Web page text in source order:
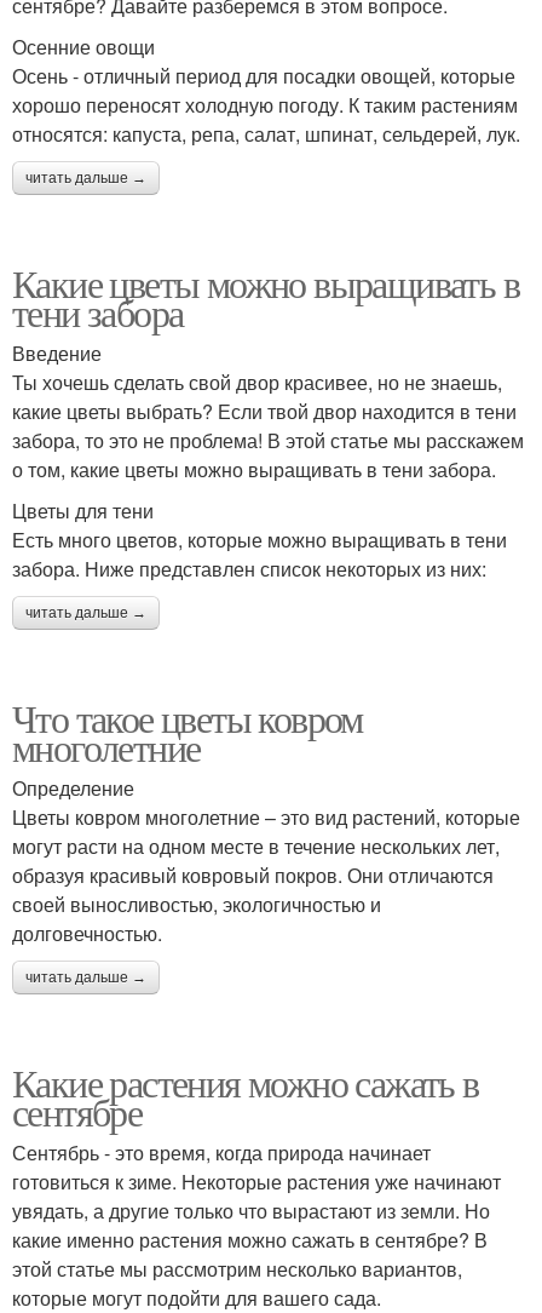
Осенние овощи
Осень - отличный период для посадки овощей, которые
хорошо переносят холодную погоду. К таким растениям
относятся: капуста, репа, салат, шпинат, сельдерей, лук.
читать дальше →
Какие цветы можно выращивать в
тени забора
Введение
Ты хочешь сделать свой двор красивее, но не знаешь,
какие цветы выбрать? Если твой двор находится в тени
забора, то это не проблема! В этой статье мы расскажем
о том, какие цветы можно выращивать в тени забора.
Цветы для тени
Есть много цветов, которые можно выращивать в тени
забора. Ниже представлен список некоторых из них:
читать дальше →
Что такое цветы ковром
многолетние
Определение
Цветы ковром многолетние – это вид растений, которые
могут расти на одном месте в течение нескольких лет,
образуя красивый ковровый покров. Они отличаются
своей выносливостью, экологичностью и
долговечностью.
читать дальше →
Какие растения можно сажать в
сентябре
Сентябрь - это время, когда природа начинает
готовиться к зиме. Некоторые растения уже начинают
увядать, а другие только что вырастают из земли. Но
какие именно растения можно сажать в сентябре? В
этой статье мы рассмотрим несколько вариантов,
которые могут подойти для вашего сада.